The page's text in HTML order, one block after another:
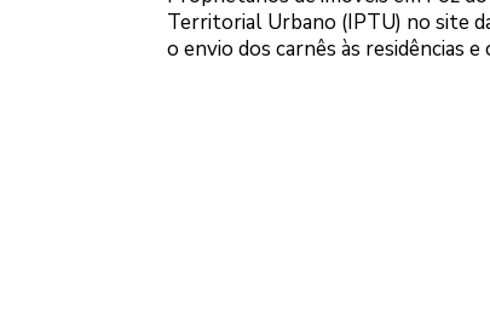
Territorial Urbano (IPTU) no site
o envio dos carnês às residências